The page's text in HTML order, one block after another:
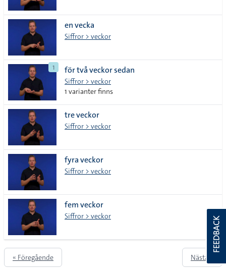
en vecka
Siffror > veckor
1 för två veckor sedan
Siffror > veckor
1 varianter finns
tre veckor
Siffror > veckor
fyra veckor
Siffror > veckor
fem veckor
Siffror > veckor
« Föregående Nästa »
FEEDBACK